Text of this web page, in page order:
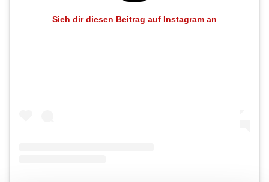
Sieh dir diesen Beitrag auf Instagram an